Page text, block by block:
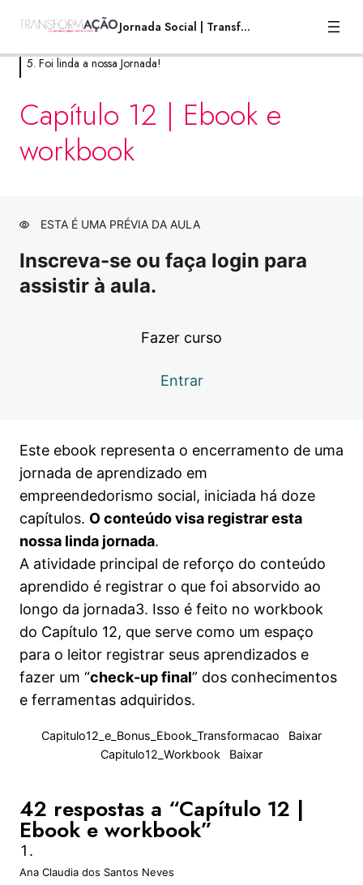
Jornada Social | TransformAção
8 aulas
2. A mais alta torre, começa no chão.
12 aulas
(nem comprado)
8 aulas
5. Foi linda a nossa Jornada!
Capítulo 12 | Ebook e
workbook
ESTA É UMA PRÉVIA DA AULA
Inscreva-se ou faça login para
assistir à aula.
Fazer curso
Entrar
Este ebook representa o encerramento de uma
jornada de aprendizado em
empreendedorismo social, iniciada há doze
capítulos. O conteúdo visa registrar esta
nossa linda jornada.
A atividade principal de reforço do conteúdo
aprendido é registrar o que foi absorvido ao
longo da jornada3. Isso é feito no workbook
do Capítulo 12, que serve como um espaço
para o leitor registrar seus aprendizados e
fazer um “check-up final” dos conhecimentos
e ferramentas adquiridos.
Capitulo12_e_Bonus_Ebook_Transformacao
Baixar
Capitulo12_Workbook
Baixar
42 respostas a “Capítulo 12 |
Ebook e workbook”
Ana Claudia dos Santos Neves